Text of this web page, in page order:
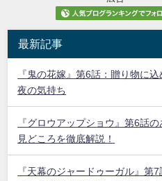
最新記事
『鬼の花嫁』第6話：贈り物に
夜の気持ち
『グロウアップショウ』第6話の
見どころを徹底解説！
『天幕のジャードゥーガル』第7